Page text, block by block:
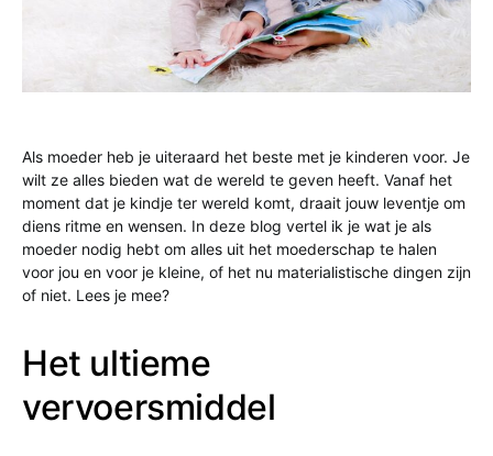
Als moeder heb je uiteraard het beste met je kinderen voor. Je
wilt ze alles bieden wat de wereld te geven heeft. Vanaf het
moment dat je kindje ter wereld komt, draait jouw leventje om
diens ritme en wensen. In deze blog vertel ik je wat je als
moeder nodig hebt om alles uit het moederschap te halen
voor jou en voor je kleine, of het nu materialistische dingen zijn
of niet. Lees je mee?
Het ultieme
vervoersmiddel